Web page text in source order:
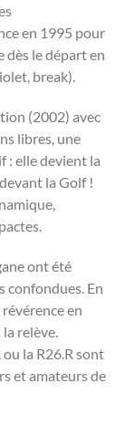
en 1995 pour
dès le départ en
break).
(2002) avec
libres, une
: elle devient la
la Golf !
ont été
confondues. En
en
relève.
la R26.R sont
et amateurs de